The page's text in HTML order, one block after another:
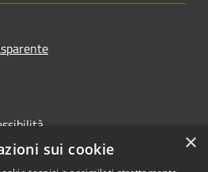
×
sui cookie